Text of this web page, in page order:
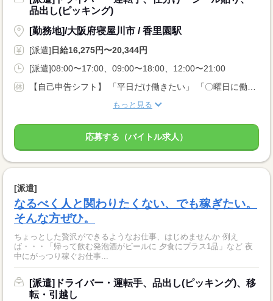
品出し(ピッキング)
[勤務地]/大阪府寝屋川市 / 香里園駅
[派遣] 日給16,275円〜20,344円
[派遣]08:00〜17:00、09:00〜18:00、12:00〜21:00
もっと見る
応募する（バイトル求人）
[派遣]
なるべく人と関わりたくない、でも稼ぎたい。
そんな方ぜひ。
ちょっとした贅沢ができるようなお仕事、はじめませんか 例え
ば・・・「帰って飲む発泡酒がビールに 夕食にプラス1品」など 夜
中にがっつり稼ぐお仕事...
[派遣]ドライバー・運転手、品出し(ピッキング)、移
転・引越し